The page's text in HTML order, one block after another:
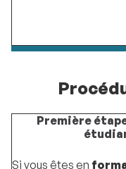
Première
Si vous êtes en